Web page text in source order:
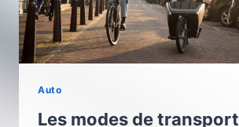
Auto
Les modes de transport